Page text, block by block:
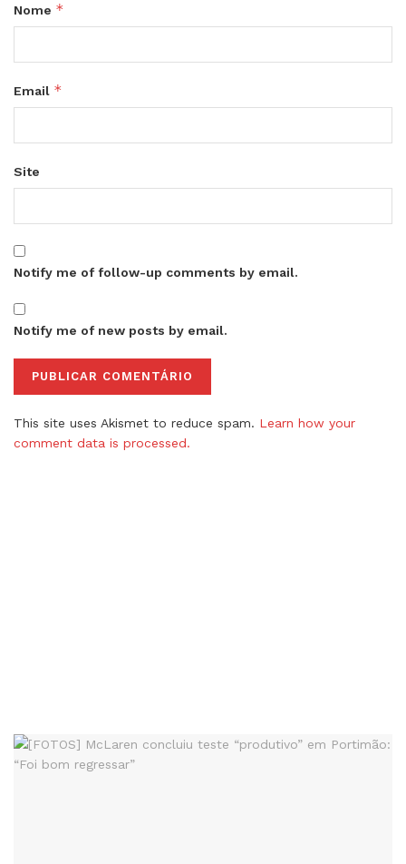
Nome *
Email *
Site
Notify me of follow-up comments by email.
Notify me of new posts by email.
This site uses Akismet to reduce spam. Learn how your
comment data is processed.